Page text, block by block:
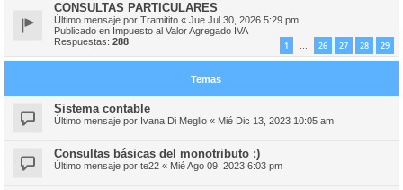
CONSULTAS PARTICULARES
Último mensaje por Tramitito « Jue Jul 30, 2026 5:29 pm
Publicado en Impuesto al Valor Agregado IVA
Respuestas: 288 1 … 26 27 28 29
Temas
Sistema contable
Último mensaje por Ivana Di Meglio « Mié Dic 13, 2023 10:05 am
Consultas básicas del monotributo :)
Último mensaje por te22 « Mié Ago 09, 2023 6:03 pm